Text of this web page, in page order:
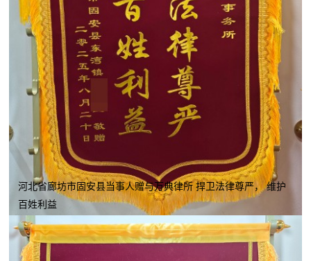
河北省廊坊市固安县当事人赠与万典律所 捍卫法律尊严， 维护
百姓利益